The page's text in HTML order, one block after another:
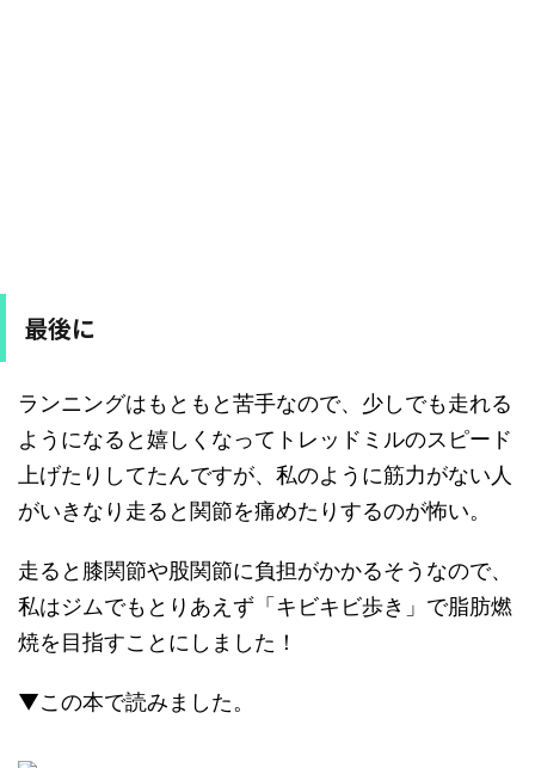
最後に
ランニングはもともと苦手なので、少しでも走れる
ようになると嬉しくなってトレッドミルのスピード
上げたりしてたんですが、私のように筋力がない人
がいきなり走ると関節を痛めたりするのが怖い。
走ると膝関節や股関節に負担がかかるそうなので、
私はジムでもとりあえず「キビキビ歩き」で脂肪燃
焼を目指すことにしました！
▼この本で読みました。